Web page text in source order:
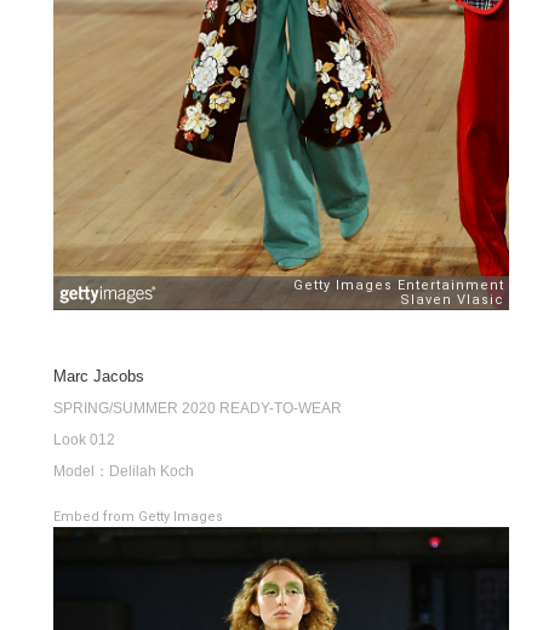
Marc Jacobs
SPRING/SUMMER 2020 READY-TO-WEAR
Look 012
Model：Delilah Koch
Embed from Getty Images